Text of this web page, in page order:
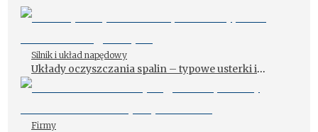
Silnik i układ napędowy
Układy oczyszczania spalin – typowe usterki i
diagnostyka
Firmy